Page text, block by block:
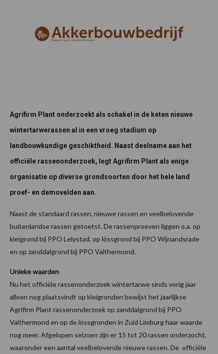
Agrifirm Plant onderzoekt als schakel in de keten nieuwe
wintertarwerassen al in een vroeg stadium op
landbouwkundige geschiktheid. Naast deelname aan het
officiële rassenonderzoek, legt Agrifirm Plant als enige
organisatie op diverse grondsoorten door het hele land
proef- en demovelden aan.
Naast de standaard rassen, nieuwe rassen en veelbelovende
buitenlandse rassen getoetst. De rassenproeven liggen o.a. op
kleigrond bij PPO Lelystad, op lössgrond bij PPO Wijnandsrade
en op zanddalgrond bij PPO Valthermond.
Unieke waarden
Nu het officiële rassenonderzoek wintertarwe sinds vorig jaar
alleen nog plaatsvindt op kleigronden bewijst het jaarlijkse
Agrifirm Plant rassenonderzoek op zanddalgrond bij PPO
Valthermond en op de lössgronden in Zuid Limburg haar waarde
nog meer. Afgelopen seizoen zijn er 15 tot 20 rassen onderzocht,
waaronder een aantal veelbelovende nieuwe rassen. De officiële